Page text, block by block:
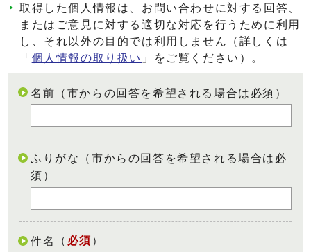
取得した個人情報は、お問い合わせに対する回答、
またはご意見に対する適切な対応を行うために利用
し、それ以外の目的では利用しません（詳しくは
「 個人情報の取り扱い 」をご覧ください）。
名前（市からの回答を希望される場合は必須）
ふりがな（市からの回答を希望される場合は必
須）
件名 （ 必須 ）